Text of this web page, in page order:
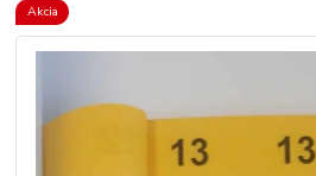
Akcia